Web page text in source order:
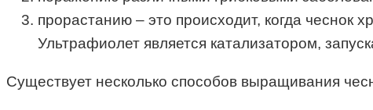
прорастанию – это происходит, когда
Ультрафиолет является катализатором,
Существует несколько способов выращивания